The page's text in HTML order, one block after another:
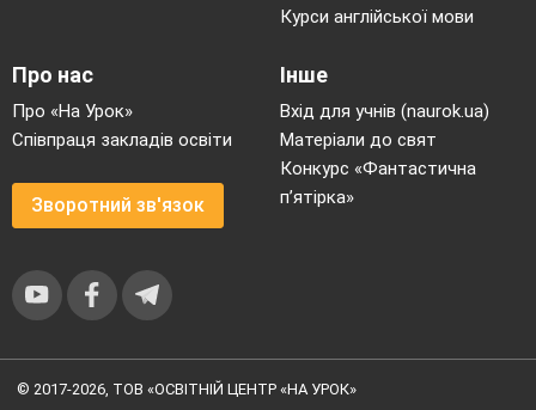
Курси англійської мови
Про нас
Про «На Урок»
Співпраця закладів освіти
Зворотний зв'язок
Інше
Вхід для учнів (naurok.ua)
Матеріали до свят
Конкурс «Фантастична
п’ятірка»
© 2017-2026, ТОВ «ОСВІТНІЙ ЦЕНТР «НА УРОК»